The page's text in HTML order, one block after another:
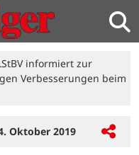
informiert zur
Verbesserungen beim
Oktober 2019